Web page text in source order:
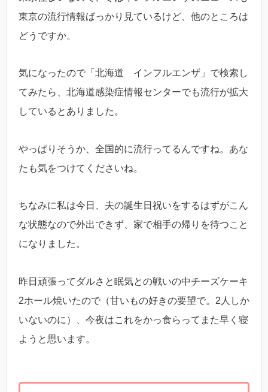
東京の流行情報ばっかり見ているけど、他のところは
どうですか。
気になったので「北海道 インフルエンザ」で検索し
てみたら、北海道感染症情報センターでも流行が拡大
しているとありました。
やっぱりそうか、全国的に流行ってるんですね。あな
たも気をつけてくださいね。
ちなみに私は今日、夫の誕生日祝いをするはずがこん
な状態なので外出できず、家で相手の帰りを待つこと
になりました。
昨日頑張ってダルさと眠気との戦いの中チーズケーキ
2ホール焼いたので（甘いもの好きの要望で。2人しか
いないのに）、今夜はこれをかっ食らってまた早く寝
ようと思います。